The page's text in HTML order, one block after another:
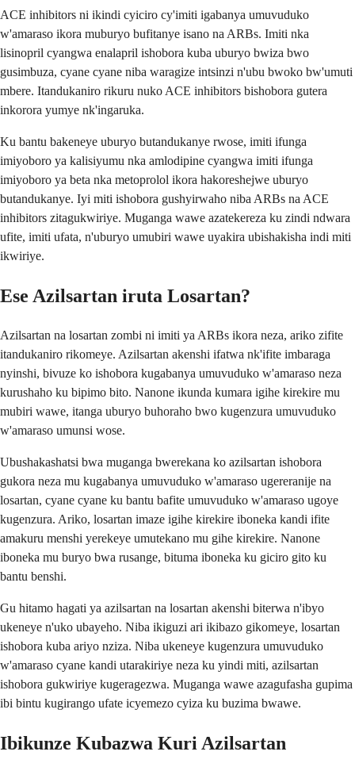
ACE inhibitors ni ikindi cyiciro cy'imiti igabanya umuvuduko
w'amaraso ikora muburyo bufitanye isano na ARBs. Imiti nka
lisinopril cyangwa enalapril ishobora kuba uburyo bwiza bwo
gusimbuza, cyane cyane niba waragize intsinzi n'ubu bwoko bw'umuti
mbere. Itandukaniro rikuru nuko ACE inhibitors bishobora gutera
inkorora yumye nk'ingaruka.
Ku bantu bakeneye uburyo butandukanye rwose, imiti ifunga
imiyoboro ya kalisiyumu nka amlodipine cyangwa imiti ifunga
imiyoboro ya beta nka metoprolol ikora hakoreshejwe uburyo
butandukanye. Iyi miti ishobora gushyirwaho niba ARBs na ACE
inhibitors zitagukwiriye. Muganga wawe azatekereza ku zindi ndwara
ufite, imiti ufata, n'uburyo umubiri wawe uyakira ubishakisha indi miti
ikwiriye.
Ese Azilsartan iruta Losartan?
Azilsartan na losartan zombi ni imiti ya ARBs ikora neza, ariko zifite
itandukaniro rikomeye. Azilsartan akenshi ifatwa nk'ifite imbaraga
nyinshi, bivuze ko ishobora kugabanya umuvuduko w'amaraso neza
kurushaho ku bipimo bito. Nanone ikunda kumara igihe kirekire mu
mubiri wawe, itanga uburyo buhoraho bwo kugenzura umuvuduko
w'amaraso umunsi wose.
Ubushakashatsi bwa muganga bwerekana ko azilsartan ishobora
gukora neza mu kugabanya umuvuduko w'amaraso ugereranije na
losartan, cyane cyane ku bantu bafite umuvuduko w'amaraso ugoye
kugenzura. Ariko, losartan imaze igihe kirekire iboneka kandi ifite
amakuru menshi yerekeye umutekano mu gihe kirekire. Nanone
iboneka mu buryo bwa rusange, bituma iboneka ku giciro gito ku
bantu benshi.
Gu hitamo hagati ya azilsartan na losartan akenshi biterwa n'ibyo
ukeneye n'uko ubayeho. Niba ikiguzi ari ikibazo gikomeye, losartan
ishobora kuba ariyo nziza. Niba ukeneye kugenzura umuvuduko
w'amaraso cyane kandi utarakiriye neza ku yindi miti, azilsartan
ishobora gukwiriye kugeragezwa. Muganga wawe azagufasha gupima
ibi bintu kugirango ufate icyemezo cyiza ku buzima bwawe.
Ibikunze Kubazwa Kuri Azilsartan